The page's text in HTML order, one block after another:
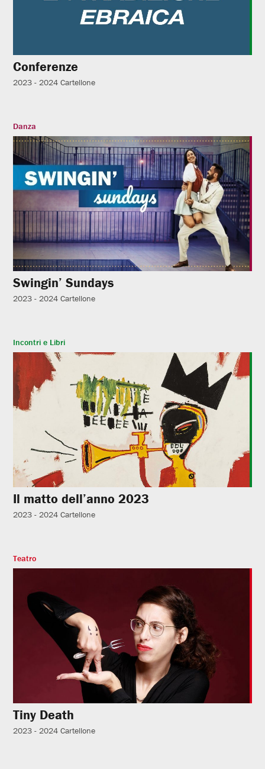
Conferenze
2023 - 2024 Cartellone
Danza
Swingin’ Sundays
2023 - 2024 Cartellone
Incontri e Libri
Il matto dell’anno 2023
2023 - 2024 Cartellone
Teatro
Tiny Death
2023 - 2024 Cartellone